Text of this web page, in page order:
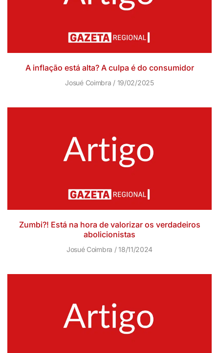
A inflação está alta? A culpa é do consumidor
Josué Coimbra 19/02/2025
Zumbi?! Está na hora de valorizar os verdadeiros
abolicionistas
Josué Coimbra 18/11/2024